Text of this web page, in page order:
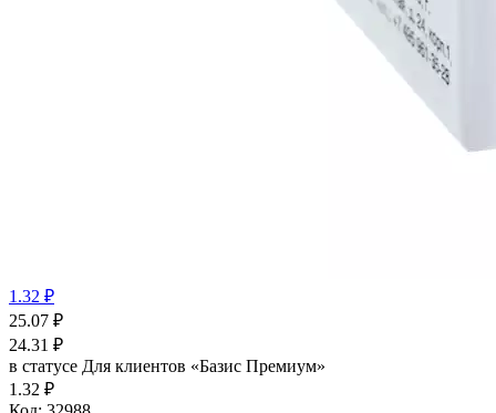
1.32 ₽
25.07 ₽
24.31 ₽
в статусе Для клиентов «Базис Премиум»
1.32 ₽